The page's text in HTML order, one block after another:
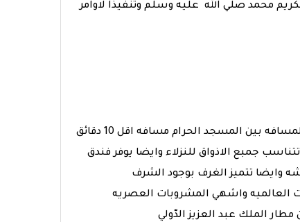
محمد صلي الله عليه وسلم وتنفيذا لاوامر
يقع فندق اجياد مكه المكرمه ذو ال5 نجوم في شارع اجياد مكه المكرمه تصل المسافه بين المسجد الحرام مسافه اقل 10 دقائق
جمبع الاذواق للنزلاء وايضا يوفر فندق
وايضا تتميز الغرف بوجود الشرف
ذو ال5 نجوم العديد من الاكلات العالميه واشهي المشروبات العصريه